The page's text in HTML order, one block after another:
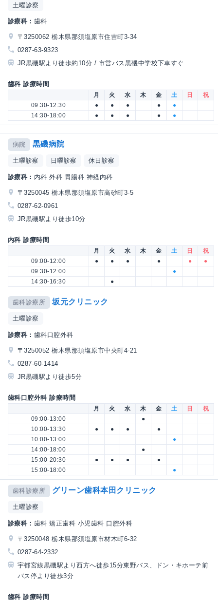
土曜診察
診療科： 歯科
〒3250062 栃木県那須塩原市住吉町3-34
0287-63-9323
JR黒磯駅より徒歩約10分 / 市営バス黒磯中学校下車すぐ
歯科 診療時間
月 火 水 木 金 土 日
祝
09:30-12:30
● ● ● ●
●
14:30-18:00
● ● ● ● ●
病院 黒磯病院
土曜診察 日曜診察 休日診察
診療科： 内科 外科 胃腸科 神経内科
〒3250045 栃木県那須塩原市高砂町3-5
0287-62-0961
JR黒磯駅より徒歩10分
内科 診療時間
月 火 水 木 金 土 日
祝
09:00-12:00
● ● ● ● ●
●
09:30-12:00
●
14:30-16:30
●
歯科診療所 坂元クリニック
土曜診察
診療科： 歯科口腔外科
〒3250052 栃木県那須塩原市中央町4-21
0287-60-1414
JR黒磯駅より徒歩5分
歯科口腔外科 診療時間
月 火 水 木 金 土 日
祝
09:00-13:00
●
10:00-13:30
● ● ●
●
10:00-13:00
●
14:00-18:00
●
15:00-20:30
● ● ●
●
15:00-18:00
●
歯科診療所 グリーン歯科本田クリニック
土曜診察
診療科： 歯科 矯正歯科 小児歯科 口腔外科
〒3250048 栃木県那須塩原市材木町6-32
0287-64-2332
宇都宮線黒磯駅より西方へ徒歩15分東野バス、ドン・キホーテ前
バス停より徒歩3分
歯科 診療時間